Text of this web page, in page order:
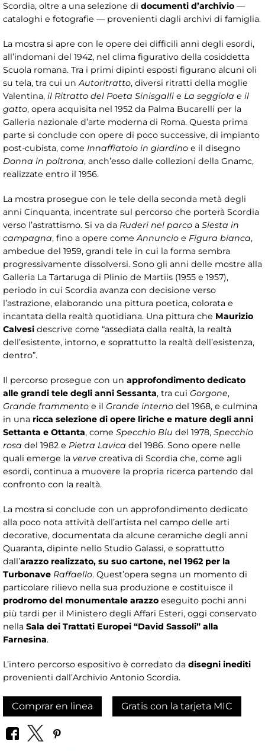
Scordia, oltre a una selezione di documenti d’archivio —
cataloghi e fotografie — provenienti dagli archivi di famiglia.
La mostra si apre con le opere dei difficili anni degli esordi,
all’indomani del 1942, nel clima figurativo della cosiddetta
Scuola romana. Tra i primi dipinti esposti figurano alcuni oli
su tela, tra cui unAutoritratto, diversi ritratti della moglie
Valentina, il Ritratto del Poeta Sinisgalli e La seggiola e il
gatto, opera acquisita nel 1952 da Palma Bucarelli per la
Galleria nazionale d’arte moderna di Roma. Questa prima
parte si conclude con opere di poco successive, di impianto
post-cubista, come Innaffiatoio in giardino e il disegno
Donna in poltrona, anch’esso dalle collezioni della Gnamc,
realizzate entro il 1956.
La mostra prosegue con le tele della seconda metà degli
anni Cinquanta, incentrate sul percorso che porterà Scordia
verso l’astrattismo. Si va da Ruderi nel parco a Siesta in
campagna, fino a opere comeAnnuncio e Figura bianca,
ambedue del 1959, grandi tele in cui la forma sembra
progressivamente dissolversi. Sono gli anni delle mostre alla
Galleria La Tartaruga di Plinio de Martiis (1955 e 1957),
periodo in cui Scordia avanza con decisione verso
l’astrazione, elaborando una pittura poetica, colorata e
incantata della realtà quotidiana. Una pittura che Maurizio
Calvesi descrive come “assediata dalla realtà, la realtà
dell’esistente, intorno, e soprattutto la realtà dell’esistenza,
dentro”.
Il percorso prosegue con un approfondimento dedicato
alle grandi tele degli anni Sessanta, tra cui Gorgone,
Grande frammento e il Grande interno del 1968, e culmina
in una ricca selezione di opere liriche e mature degli anni
Settanta e Ottanta, come Specchio Blu del 1978, Specchio
rosa del 1982 e Pietra Lavica del 1986. Sono opere nelle
quali emerge la verve creativa di Scordia che, come agli
esordi, continua a muovere la propria ricerca partendo dal
confronto con la realtà.
La mostra si conclude con un approfondimento dedicato
alla poco nota attività dell’artista nel campo delle arti
decorative, documentata da alcune ceramiche degli anni
Quaranta, dipinte nello Studio Galassi, e soprattutto
dall’arazzo realizzato, su suo cartone, nel 1962 per la
Turbonave Raffaello. Quest’opera segna un momento di
particolare rilievo nella sua produzione e costituisce il
prodromo del monumentale arazzo eseguito pochi anni
più tardi per il Ministero degli Affari Esteri, oggi conservato
nella Sala dei Trattati Europei “David Sassoli” alla
Farnesina.
L’intero percorso espositivo è corredato da disegni inediti
provenienti dall’Archivio Antonio Scordia.
Comprar en linea Gratis con la tarjeta MIC